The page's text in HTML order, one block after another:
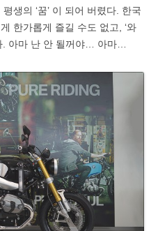
생의 ‘꿈’ 이 되어 버렸다. 한국
한가롭게 즐길 수도 없고, ‘와
. 아마 난 안 될꺼야… 아마…